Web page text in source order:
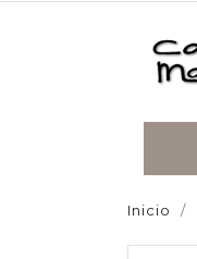
Inicio